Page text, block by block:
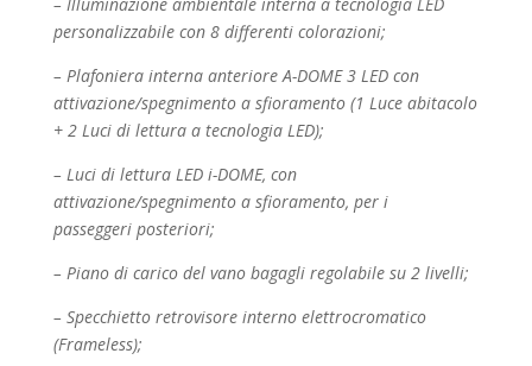
personalizzabile con 8 differenti colorazioni;
– Plafoniera interna anteriore A-DOME 3 LED con
attivazione/spegnimento a sfioramento (1 Luceabitacolo
+ 2 Luci di lettura a tecnologia LED);
– Luci di lettura LED i-DOME, con
attivazione/spegnimento a sfioramento, per i
passeggeriposteriori;
– Piano di carico del vano bagagli regolabile su 2 livelli;
– Specchietto retrovisore interno elettrocromatico
(Frameless);